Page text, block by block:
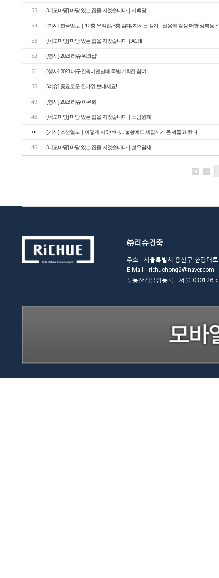
55 [네모마당] 마당 있는 집을 지었습니다｜시백당
54 [기사] 한국일보｜1·2층 우리집, 3층 임대, 지하는 상가... 실용에 감성 더한 성북동
53 [네모마당] 마당 있는 집을 지었습니다｜ACTⅡ
52 [행사] 2023 리슈 워크샵
51 [행사] 2023 대구건축비엔날레 특별기획전 참여
50 [리슈] 풍요로운 한가위 보내세요!
49 [행사] 2023 리슈 야유회
48 [네모마당] 마당 있는 집을 지었습니다｜소담원재
☞ [기사] 조선일보｜이렇게 지었더니… 불황에도 세입자가 돈 싸들고 왔다
46 [네모마당] 마당 있는 집을 지었습니다｜설유담재
㈜리슈건축
주소 : 서울특별시 용산구 한강대
E-Mail :
부동산개발업등록 : 서울 080126